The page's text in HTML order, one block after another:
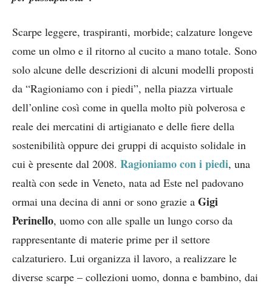
Scarpe leggere, traspiranti, morbide; calzature longeve
come un olmo e il ritorno al cucito a mano totale. Sono
solo alcune delle descrizioni di alcuni modelli proposti
da “Ragioniamo con i piedi”, nella piazza virtuale
dell’online così come in quella molto più polverosa e
reale dei mercatini di artigianato e delle fiere della
sostenibilità oppure dei gruppi di acquisto solidale in
cui è presente dal 2008. Ragioniamo con i piedi, una
realtà con sede in Veneto, nata ad Este nel padovano
ormai una decina di anni or sono grazie a Gigi
Perinello, uomo con alle spalle un lungo corso da
rappresentante di materie prime per il settore
calzaturiero. Lui organizza il lavoro, a realizzare le
diverse scarpe – collezioni uomo, donna e bambino, dai